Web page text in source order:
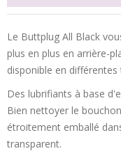
Le Buttplug All Black
plus en plus en arrière-
disponible en différentes
Des lubrifiants à base
Bien nettoyer le
étroitement emballé
transparent.